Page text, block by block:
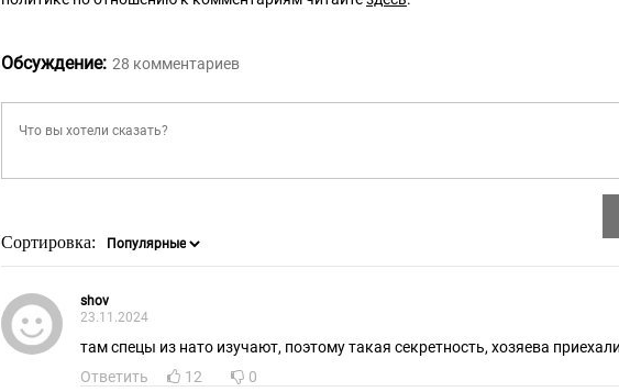
Обсуждение: 28 комментариев
Сортировка:
shov
23.11.2024
там спецы из нато изучают, поэтому такая секретность, хозяева приехали
Ответить
12 0